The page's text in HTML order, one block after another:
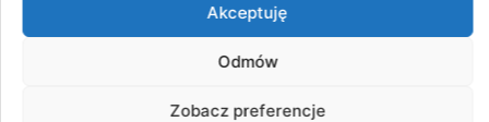
Akceptuję
Odmów
Zobacz preferencje
AE:PL-42899-21154-SFBTF-23